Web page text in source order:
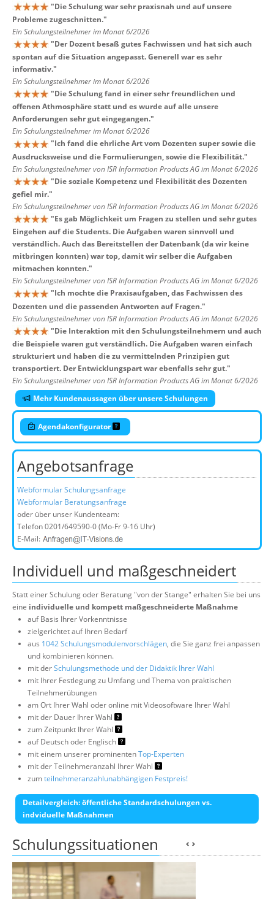
"Die Schulung war sehr praxisnah und auf unsere
Probleme zugeschnitten."
Ein Schulungsteilnehmer im Monat 6/2026
"Der Dozent besaß gutes Fachwissen und hat sich auch
spontan auf die Situation angepasst. Generell war es sehr
informativ."
Ein Schulungsteilnehmer im Monat 6/2026
"Die Schulung fand in einer sehr freundlichen und
offenen Athmosphäre statt und es wurde auf alle unsere
Anforderungen sehr gut eingegangen."
Ein Schulungsteilnehmer im Monat 6/2026
"Ich fand die ehrliche Art vom Dozenten super sowie die
Ausdrucksweise und die Formulierungen, sowie die Flexibilität."
Ein Schulungsteilnehmer von ISR Information Products AG im Monat 6/2026
"Die soziale Kompetenz und Flexibilität des Dozenten
gefiel mir."
Ein Schulungsteilnehmer von ISR Information Products AG im Monat 6/2026
"Es gab Möglichkeit um Fragen zu stellen und sehr gutes
Eingehen auf die Students. Die Aufgaben waren sinnvoll und
verständlich. Auch das Bereitstellen der Datenbank (da wir keine
mitbringen konnten) war top, damit wir selber die Aufgaben
mitmachen konnten."
Ein Schulungsteilnehmer von ISR Information Products AG im Monat 6/2026
"Ich mochte die Praxisaufgaben, das Fachwissen des
Dozenten und die passenden Antworten auf Fragen."
Ein Schulungsteilnehmer von ISR Information Products AG im Monat 6/2026
"Die Interaktion mit den Schulungsteilnehmern und auch
die Beispiele waren gut verständlich. Die Aufgaben waren einfach
strukturiert und haben die zu vermittelnden Prinzipien gut
transportiert. Der Entwicklungspart war ebenfalls sehr gut."
Ein Schulungsteilnehmer von ISR Information Products AG im Monat 6/2026
Mehr Kundenaussagen über unsere Schulungen
Agendakonfigurator
Angebotsanfrage
Webformular Schulungsanfrage
Webformular Beratungsanfrage
oder über unser Kundenteam:
Telefon0201/649590-0(Mo-Fr 9-16 Uhr)
E-Mail:
Individuell und maßgeschneidert
Statt einer Schulung oder Beratung "von der Stange" erhalten Sie bei uns
eine individuelle und kompett maßgeschneiderte Maßnahme
auf Basis Ihrer Vorkenntnisse
zielgerichtet auf Ihren Bedarf
aus 1042 Schulungsmodulenvorschlägen, die Sie ganz frei anpassen
und kombinieren können.
mit derSchulungsmethode und der Didaktik Ihrer Wahl
mit Ihrer Festlegung zu Umfang und Thema von praktischen
Teilnehmerübungen
am Ort Ihrer Wahl oder online mit Videosoftware Ihrer Wahl
mit der Dauer Ihrer Wahl
zum Zeitpunkt Ihrer Wahl
auf Deutsch oder Englisch
mit einem unserer prominentenTop-Experten
mit der Teilnehmeranzahl Ihrer Wahl
zumteilnehmeranzahlunabhängigen Festpreis!
Detailvergleich: öffentliche Standardschulungen vs.
indviduelle Maßnahmen
Schulungssituationen